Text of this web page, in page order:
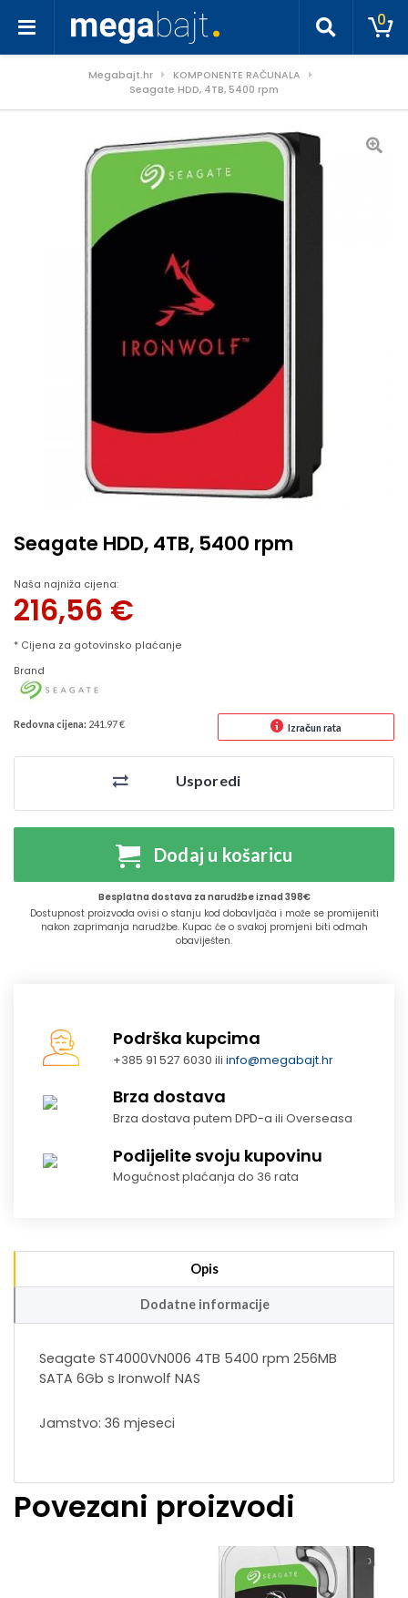
0
Megabajt.hr
KOMPONENTE RAČUNALA
Seagate HDD, 4TB, 5400 rpm
Seagate HDD, 4TB, 5400 rpm
Naša najniža cijena:
216,56 €
* Cijena za gotovinsko plaćanje
Brand
Redovna cijena: 241.97 € Izračun rata
Usporedi
Dodaj u košaricu
Besplatna dostava za narudžbe iznad 398€
Dostupnost proizvoda ovisi o stanju kod dobavljača i može se promijeniti
nakon zaprimanja narudžbe. Kupac će o svakoj promjeni biti odmah
obaviješten.
Podrška kupcima
+385 91 527 6030 iliinfo@megabajt.hr
Brza dostava
Brza dostava putem DPD-a ili Overseasa
Podijelite svoju kupovinu
Mogućnost plaćanja do 36 rata
Opis
Dodatne informacije
Seagate ST4000VN006 4TB 5400 rpm 256MB
SATA 6Gb s Ironwolf NAS
Jamstvo: 36 mjeseci
Povezani proizvodi